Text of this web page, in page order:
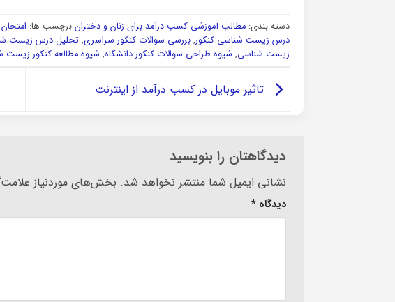
دسته بندی: مطالب آموزشی کسب درآمد برای زنان و دخترانبرچسب ها:
درس زیست شناسی کنکور, بررسی سوالات کنکور سراسری,تحلیل درس زیست
زیست شناسی, شیوه طراحی سوالات کنکور دانشگاه, شیوه مطالعه کنکور زیست
تاثیر موبایل در کسب درآمد از اینترنت
دیدگاهتان را بنویسید
نشانی ایمیل شما منتشر نخواهد شد. بخش‌های موردنیاز
دیدگاه *
Alternative: